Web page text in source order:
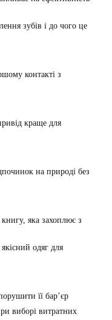
зубів і до чого це
контакті з
краще для
на природі без
яка захоплює з
одяг для
її бар’єр
виборі витратних